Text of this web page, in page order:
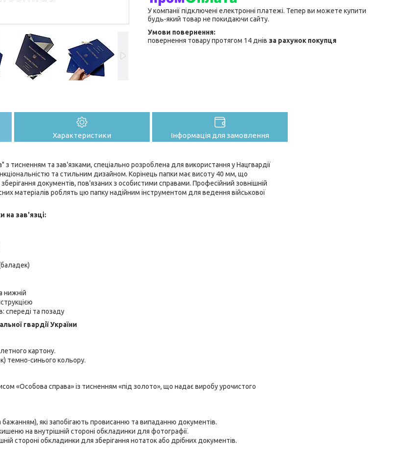
У компанії підключені електронні платежі. Тепер ви можете купити
будь-який товар не покидаючи сайту.
повернення товару протягом 14 днів за рахунок покупця
Характеристики Інформація для замовлення
тисненням та зав'язками, спеціально розроблена для використання у Нацгвардії
та стильним дизайном. Корінець папки має висоту 40 мм, що
документів, пов'язаних з особистими справами. Професійний зовнішній
матеріалів роблять цю папку надійним інструментом для ведення військової
на зав'язці:
нижній
спереді та позаду
гвардії України
картону.
темно-синього кольору.
«Особова справа» із тисненням «під золото», що надає виробу урочистого
бажанням), які запобігають провисанню та випаданню документів.
на внутрішній стороні обкладинки для фотографії.
стороні обкладинки для зберігання нотаток або дрібних документів.